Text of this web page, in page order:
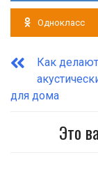
Однокласс
Как делают
для дома
Это